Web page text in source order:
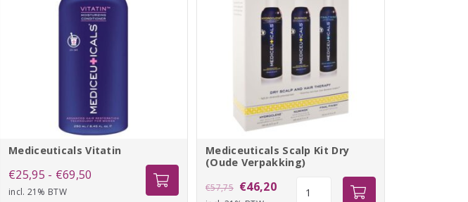
Mediceuticals Vitatin
€25,95 - €69,50
incl. 21% BTW
Mediceuticals Scalp Kit Dry
(Oude Verpakking)
€57,75 Oorspronkelijke
€46,20HuidigeMediceuticals